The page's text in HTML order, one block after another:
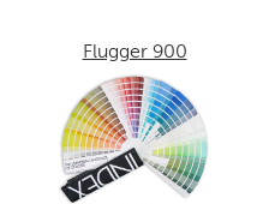
Flugger 900